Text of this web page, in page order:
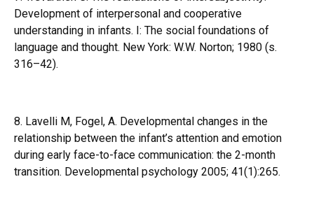
Development of interpersonal and cooperative
understanding in infants. I: The social foundations of
language and thought. New York: W.W. Norton; 1980 (s.
316–42).
8. Lavelli M, Fogel, A. Developmental changes in the
relationship between the infant’s attention and emotion
during early face-to-face communication: the 2-month
transition. Developmental psychology 2005; 41(1):265.